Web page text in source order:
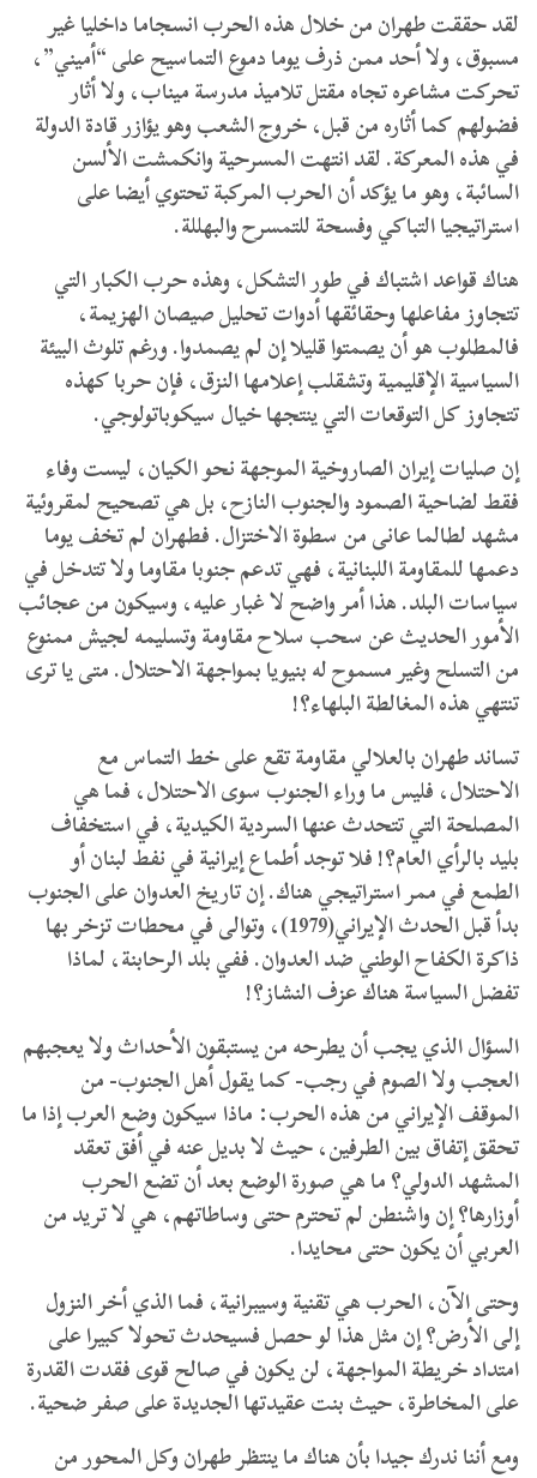
لقد حققت طهران من خلال هذه الحرب انسجاما داخليا غير
مسبوق، ولا أحد ممن ذرف يوما دموع التماسيح على “أميني”،
تحركت مشاعره تجاه مقتل تلاميذ مدرسة ميناب، ولا أثار
فضولهم كما أثاره من قبل، خروج الشعب وهو يؤازر قادة الدولة
في هذه المعركة. لقد انتهت المسرحية وانكمشت الألسن
السائبة، وهو ما يؤكد أن الحرب المركبة تحتوي أيضا على
استراتيجيا التباكي وفسحة للتمسرح والبهللة.
هناك قواعد اشتباك في طور التشكل، وهذه حرب الكبار التي
تتجاوز مفاعلها وحقائقها أدوات تحليل صيصان الهزيمة،
فالمطلوب هو أن يصمتوا قليلا إن لم يصمدوا. ورغم تلوث البيئة
السياسية الإقليمية وتشقلب إعلامها النزق، فإن حربا كهذه
تتجاوز كل التوقعات التي ينتجها خيال سيكوباتولوجي.
إن صليات إيران الصاروخية الموجهة نحو الكيان، ليست وفاء
فقط لضاحية الصمود والجنوب النازح، بل هي تصحيح لمقروئية
مشهد لطالما عانى من سطوة الاختزال. فطهران لم تخف يوما
دعمها للمقاومة اللبنانية، فهي تدعم جنوبا مقاوما ولا تتدخل في
سياسات البلد. هذا أمر واضح لا غبار عليه، وسيكون من عجائب
الأمور الحديث عن سحب سلاح مقاومة وتسليمه لجيش ممنوع
من التسلح وغير مسموح له بنيويا بمواجهة الاحتلال. متى يا ترى
تنتهي هذه المغالطة البلهاء؟!
تساند طهران بالعلالي مقاومة تقع على خط التماس مع
الاحتلال، فليس ما وراء الجنوب سوى الاحتلال، فما هي
المصلحة التي تتحدث عنها السردية الكيدية، في استخفاف
بليد بالرأي العام؟! فلا توجد أطماع إيرانية في نفط لبنان أو
الطمع في ممر استراتيجي هناك. إن تاريخ العدوان على الجنوب
بدأ قبل الحدث الإيراني(1979)، وتوالى في محطات تزخر بها
ذاكرة الكفاح الوطني ضد العدوان. ففي بلد الرحابنة، لماذا
تفضل السياسة هناك عزف النشاز؟!
السؤال الذي يجب أن يطرحه من يستبقون الأحداث ولا يعجبهم
العجب ولا الصوم في رجب- كما يقول أهل الجنوب- من
الموقف الإيراني من هذه الحرب: ماذا سيكون وضع العرب إذا ما
تحقق إتفاق بين الطرفين، حيث لا بديل عنه في أفق تعقد
المشهد الدولي؟ ما هي صورة الوضع بعد أن تضع الحرب
أوزارها؟ إن واشنطن لم تحترم حتى وساطاتهم، هي لا تريد من
العربي أن يكون حتى محايدا.
وحتى الآن، الحرب هي تقنية وسيبرانية، فما الذي أخر النزول
إلى الأرض؟ إن مثل هذا لو حصل فسيحدث تحولا كبيرا على
امتداد خريطة المواجهة، لن يكون في صالح قوى فقدت القدرة
على المخاطرة، حيث بنت عقيدتها الجديدة على صفر ضحية.
ومع أننا ندرك جيدا بأن هناك ما ينتظر طهران وكل المحور من